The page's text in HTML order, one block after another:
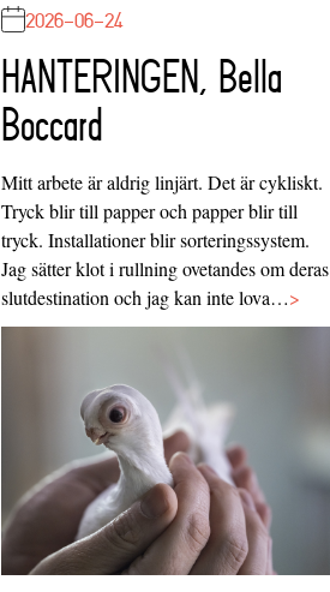
2026-06-24
HANTERINGEN, Bella
Boccard
Mitt arbete är aldrig linjärt. Det är cykliskt.
Tryck blir till papper och papper blir till
tryck. Installationer blir sorteringssystem.
Jag sätter klot i rullning ovetandes om deras
slutdestination och jag kan inte lova…>